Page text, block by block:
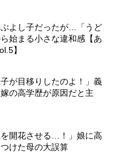
よし子だったが…「うど
始まる小さな違和感【あ
】
が目移りしたのよ！」義
の高学歴が原因だと主
を開花させる…！」娘に高
けた母の大誤算